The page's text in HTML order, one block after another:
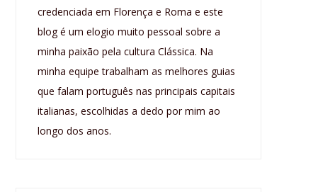
credenciada em Florença e Roma e este
blog é um elogio muito pessoal sobre a
minha paixão pela cultura Clássica. Na
minha equipe trabalham as melhores guias
que falam português nas principais capitais
italianas, escolhidas a dedo por mim ao
longo dos anos.